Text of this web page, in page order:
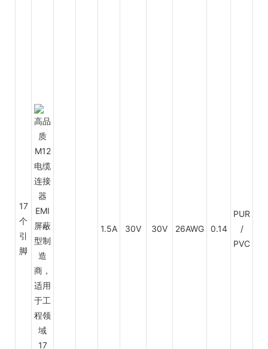
17
个
引
脚
1.5A 30V 30V 26AWG 0.14
PUR
/
PVC